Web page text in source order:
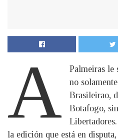
A
Palmeiras le
no
Brasileirao,
Botafogo,
la edición que está en